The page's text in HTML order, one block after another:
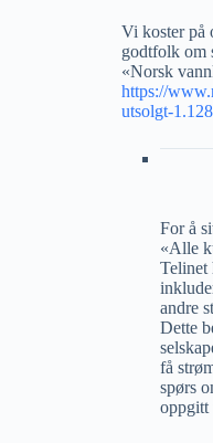
Vi koster på
godtfolk om
«Norsk
https://
utsolgt-
For å
«Alle
Telinet
andre
Dette
få
spørs
oppgitt